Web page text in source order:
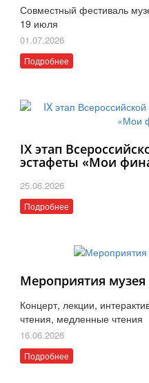
Совместный фестиваль
19 июля
01.07.2026
Подробнее
IX этап
эстафеты «Мои
25.06.2026
Подробнее
Мероприятия
Концерт, лекции,
чтения, медленные чтения
16.06.2026
Подробнее